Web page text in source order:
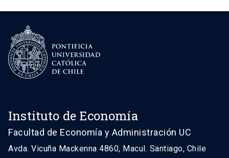
Instituto de Economía
Facultad de Economía y Administración UC
Avda. Vicuña Mackenna 4860, Macul. Santiago, Chile